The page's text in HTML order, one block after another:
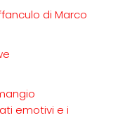
di Marco
emotivi e i